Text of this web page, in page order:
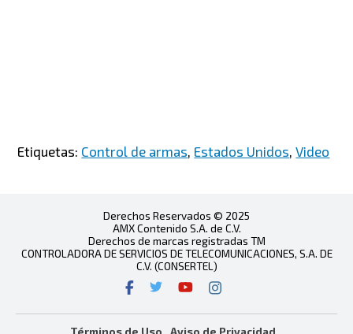
Etiquetas: Control de armas, Estados Unidos,Video
Derechos Reservados © 2025
AMX Contenido S.A. de C.V.
Derechos de marcas registradas TM
CONTROLADORA DE SERVICIOS DE TELECOMUNICACIONES, S.A. DE
C.V. (CONSERTEL)
Términos de Uso Aviso de Privacidad